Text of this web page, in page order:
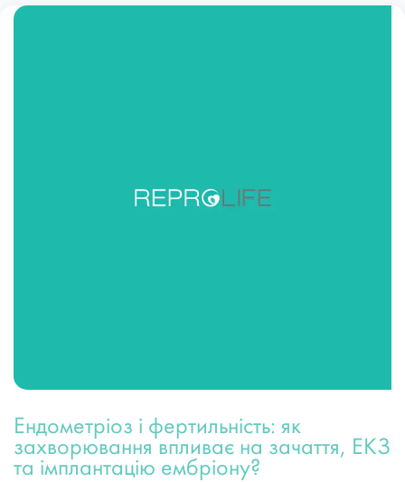
Ендометріоз і фертильність: як
захворювання впливає на зачаття, ЕКЗ
та імплантацію ембріону?